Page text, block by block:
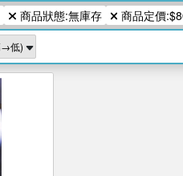
商品狀態:無庫存 商品定價